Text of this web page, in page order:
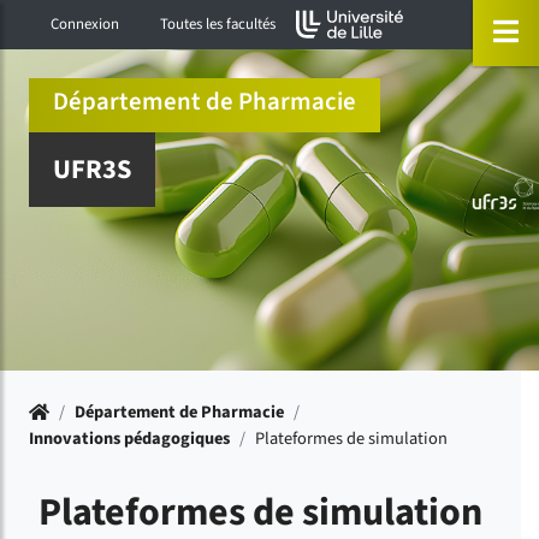
Accéder au menu principal
Accéder à la recherche
Accéder au pied de page
Connexion Toutes les facultés
menu
Département de Pharmacie
UFR3S
Accueil
/ Département de Pharmacie /
Innovations pédagogiques / Plateformes de simulation
Plateformes de simulation